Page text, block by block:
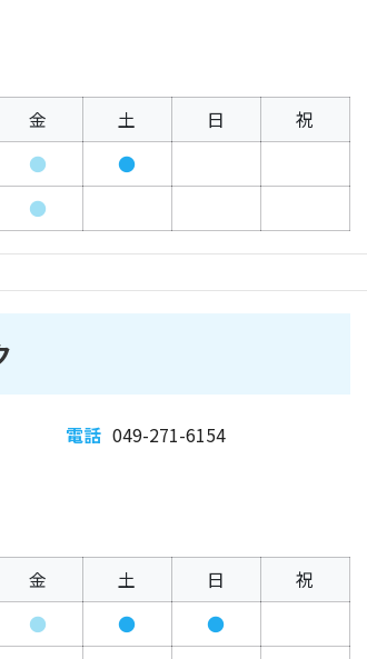
金 土 日 祝
● ●
●
電話 049-271-6154
金 土 日 祝
● ● ●